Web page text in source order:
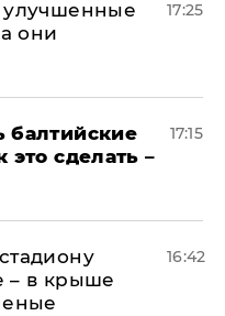
улучшенные
они
17:25
балтийские
это сделать –
17:15
– в крыше
16:42